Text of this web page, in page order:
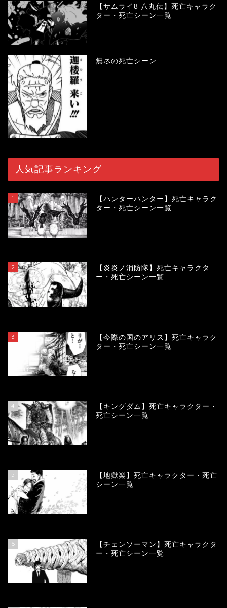
【サムライ8 八丸伝】死亡キャラク
ター・死亡シーン一覧
無尽の死亡シーン
人気記事ランキング
1
【ハンターハンター】死亡キャラク
ター・死亡シーン一覧
2
【炎炎ノ消防隊】死亡キャラクタ
ー・死亡シーン一覧
3
【今際の国のアリス】死亡キャラク
ター・死亡シーン一覧
4
【キングダム】死亡キャラクター・
死亡シーン一覧
5
【地獄楽】死亡キャラクター・死亡
シーン一覧
6
【チェンソーマン】死亡キャラクタ
ー・死亡シーン一覧